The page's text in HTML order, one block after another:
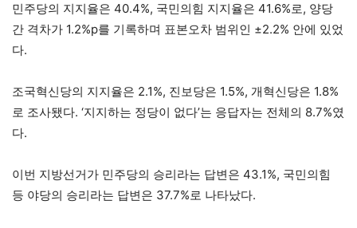
민주당의 지지율은 40.4%, 국민의힘 지지율은 41.6%로, 양당
간 격차가 1.2%p를 기록하며 표본오차 범위인 ±2.2% 안에 있었
다.
조국혁신당의 지지율은 2.1%, 진보당은 1.5%, 개혁신당은 1.8%
로 조사됐다. ‘지지하는 정당이 없다’는 응답자는 전체의 8.7%였
다.
이번 지방선거가 민주당의 승리라는 답변은 43.1%, 국민의힘
등 야당의 승리라는 답변은 37.7%로 나타났다.